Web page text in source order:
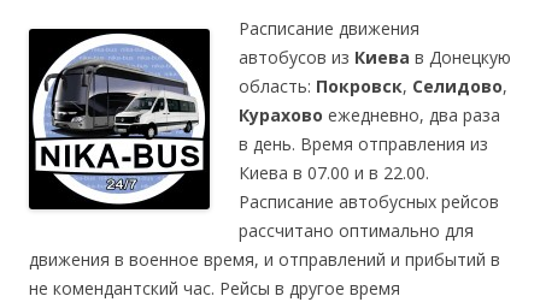
Расписание движения
автобусов из Киева в Донецкую
область: Покровск, Селидово,
Курахово ежедневно, два раза
в день. Время отправления из
Киева в 07.00 и в 22.00.
Расписание автобусных рейсов
рассчитано оптимально для
движения в военное время, и отправлений и прибытий в
не комендантский час. Рейсы в другое время